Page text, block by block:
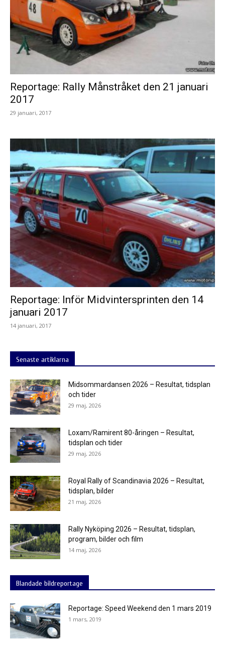
Reportage: Rally Månstråket den 21 januari
2017
29 januari, 2017
Reportage: Inför Midvintersprinten den 14
januari 2017
14 januari, 2017
Senaste artiklarna
Midsommardansen 2026 – Resultat, tidsplan
och tider
29 maj, 2026
Loxam/Ramirent 80-åringen – Resultat,
tidsplan och tider
29 maj, 2026
Royal Rally of Scandinavia 2026 – Resultat,
tidsplan, bilder
21 maj, 2026
Rally Nyköping 2026 – Resultat, tidsplan,
program, bilder och film
14 maj, 2026
Blandade bildreportage
Reportage: Speed Weekend den 1 mars 2019
1 mars, 2019